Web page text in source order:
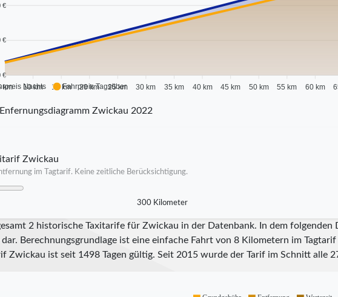
€
€
€
km 10 km 15 km 20 km 25 km 30 km 35 km 40 km 45 km 50 km 55 km 60 km
Nachts Fahrpreis Tagsüber
Zwickau 2022
Zwickau
im Tagtarif. Keine zeitliche Berücksichtigung.
300 Kilometer
2 historische Taxitarife für Zwickau in der Datenbank. In dem
Berechnungsgrundlage ist eine einfache Fahrt von 8 Kilometern im
Zwickau ist seit 1498Tagen gültig. Seit 2015wurde der Tarif im Schnitt alle